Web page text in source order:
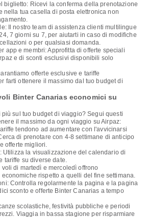
biglietto: Ricevi la conferma della prenotazione
nella tua casella di posta elettronica non
Il nostro team di assistenza clienti multilingue
7 giorni su 7, per aiutarti in caso di modifiche
o per qualsiasi domanda.
app e membri: Approfitta di offerte speciali
e di sconti esclusivi disponibili solo
offerte esclusive e tariffe
farti ottenere il massimo dal tuo budget di
Binter Canarias economici su
sul tuo budget di viaggio? Segui questi
il massimo da ogni viaggio su Airpaz:
tendono ad aumentare con l'avvicinarsi
di prenotare con 4-8 settimane di anticipo
offerte migliori.
Utilizza la visualizzazione del calendario di
tariffe su diverse date.
voli di martedì e mercoledì offrono
rispetto a quelli del fine settimana.
Controlla regolarmente la pagina e la pagina
sconto e offerte Binter Canarias a tempo
scolastiche, festività pubbliche e periodi
Viaggia in bassa stagione per risparmiare